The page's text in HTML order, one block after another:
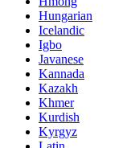
Hungarian
Icelandic
Igbo
Javanese
Kannada
Kazakh
Khmer
Kurdish
Kyrgyz